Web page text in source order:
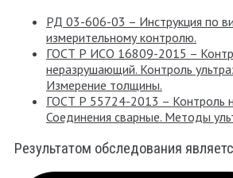
РД 03-606-03 – Инструкция по
измерительному контролю.
ГОСТ Р ИСО 16809-2015 –
неразрушающий. Контроль
Измерение толщины.
ГОСТ Р 55724-2013 – Контроль
Соединения сварные. Методы
Результатом обследования